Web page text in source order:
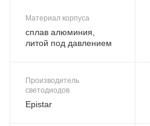
Материал корпуса
сплав алюминия,
литой под давлением
Производитель
светодиодов
Epistar